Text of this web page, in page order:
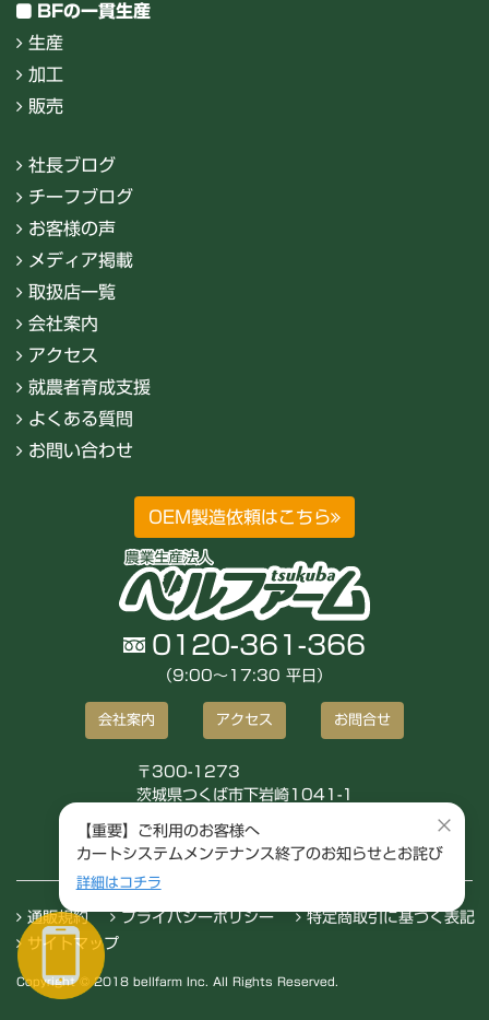
BFの一貫生産
生産
加工
販売
社長ブログ
チーフブログ
お客様の声
メディア掲載
取扱店一覧
会社案内
アクセス
就農者育成支援
よくある質問
お問い合わせ
OEM製造依頼はこちら
0120-361-366
（9:00〜17:30 平日）
会社案内 アクセス お問合せ
〒300-1273
茨城県つくば市下岩崎1041-1
通販規約 プライバシーポリシー
特定商取引に基づく表記
サイトマップ
Copyright © 2018 bellfarm Inc. All Rights Reserved.
【重要】ご利用のお客様へ
カートシステムメンテナンス終了のお知らせとお詫び
詳細はコチラ
×